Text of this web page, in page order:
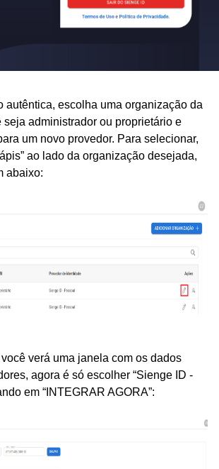
autêntica, escolha uma organização da
seja administrador ou proprietário e
um novo provedor. Para selecionar,
ao lado da organização desejada,
abaixo:
verá uma janela com os dados
agora é só escolher “Sienge ID -
em “INTEGRAR AGORA”: